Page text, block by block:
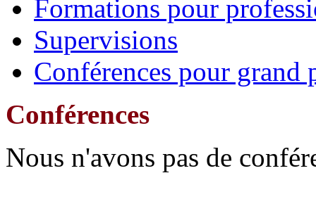
Formations pour
Supervisions
Conférences pour grand
Conférences
Nous n'avons pas de